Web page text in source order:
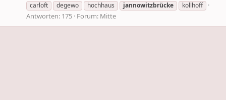
carloft
degewo hochhaus jannowitzbrücke kollhoff
Antworten: 175 Forum: Mitte